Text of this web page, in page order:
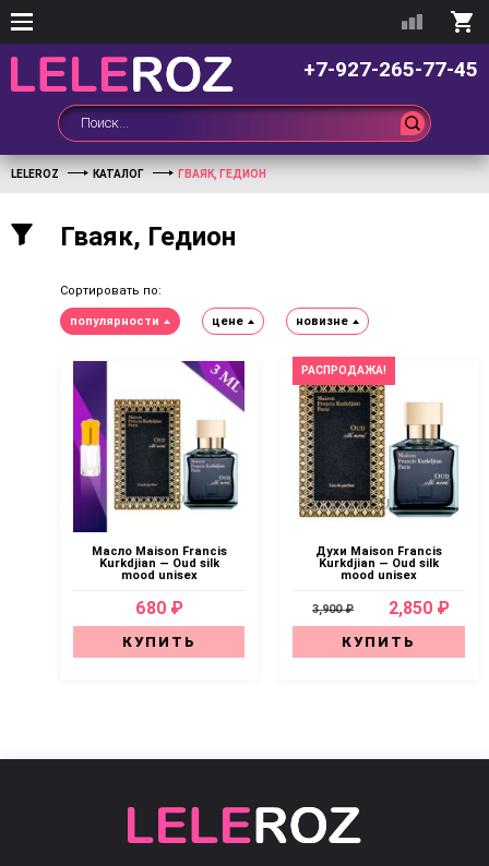
+7-927-265-77-45
LELEROZ КАТАЛОГ ГВАЯК, ГЕДИОН
Гваяк, Гедион
Сортировать по:
популярности цене новизне
Масло Maison Francis
Kurkdjian — Oud silk
mood unisex
680 ₽
КУПИТЬ
РАСПРОДАЖА!
Духи Maison Francis
Kurkdjian — Oud silk
mood unisex
3,900 ₽ 2,850 ₽
КУПИТЬ